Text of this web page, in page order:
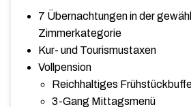
7 Übernachtungen in der
Zimmerkategorie
Kur- und Tourismustaxen
Vollpension
Reichhaltiges
3-Gang Mittagsmenü